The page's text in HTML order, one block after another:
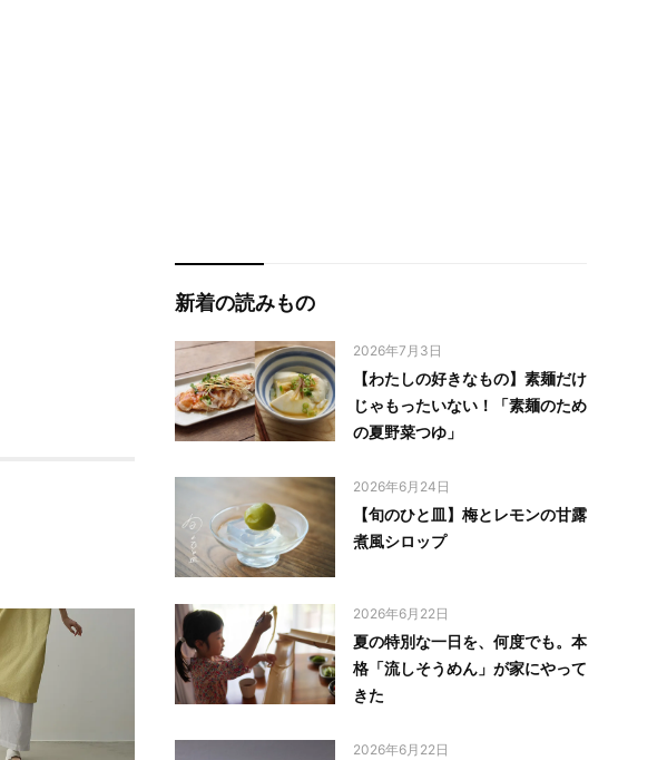
新着の読みもの
2026年7月3日
【わたしの好きなもの】素麺だけ
じゃもったいない！「素麺のため
の夏野菜つゆ」
2026年6月24日
【旬のひと皿】梅とレモンの甘露
煮風シロップ
2026年6月22日
夏の特別な一日を、何度でも。本
格「流しそうめん」が家にやって
きた
2026年6月22日